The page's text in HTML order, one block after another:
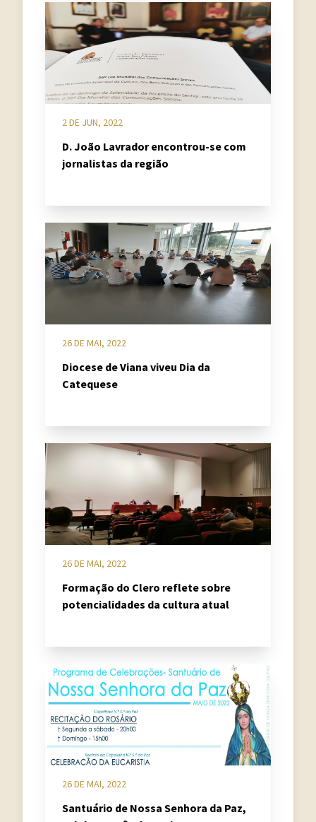
2 DE JUN, 2022
D. João Lavrador encontrou-se com
jornalistas da região
26 DE MAI, 2022
Diocese de Viana viveu Dia da
Catequese
26 DE MAI, 2022
Formação do Clero reflete sobre
potencialidades da cultura atual
26 DE MAI, 2022
Santuário de Nossa Senhora da Paz,